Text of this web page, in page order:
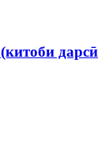
дарсӣ